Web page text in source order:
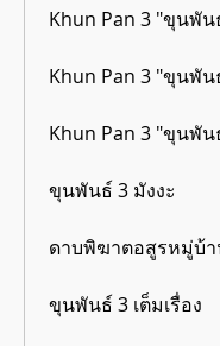
Khun Pan 3 "ขุนพั
Khun Pan 3 "ขุนพั
Khun Pan 3 "ขุนพั
ขุนพันธ์ 3 มังงะ
ดาบพิฆาตอสูรหมู่บ้
ขุนพันธ์ 3 เต็มเรื่อง